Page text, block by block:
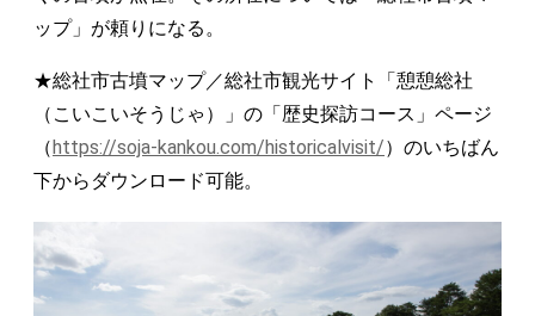
ップ」が頼りになる。
★総社市古墳マップ／総社市観光サイト「憩憩総社
（こいこいそうじゃ）」の「歴史探訪コース」ページ
（https://soja-kankou.com/historicalvisit/）のいちばん
下からダウンロード可能。